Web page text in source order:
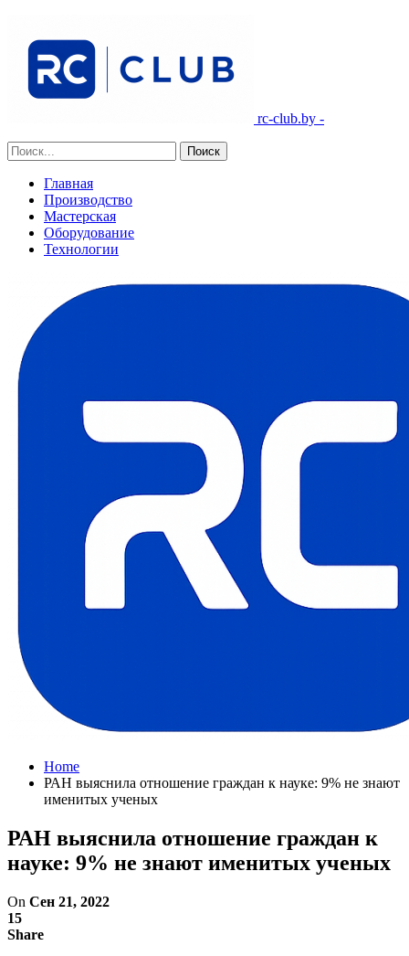
rc-club.by -
Главная
Производство
Мастерская
Оборудование
Технологии
Home
РАН выяснила отношение граждан к науке: 9% не знают
именитых ученых
РАН выяснила отношение граждан к
науке: 9% не знают именитых ученых
On Сен 21, 2022
15
Share